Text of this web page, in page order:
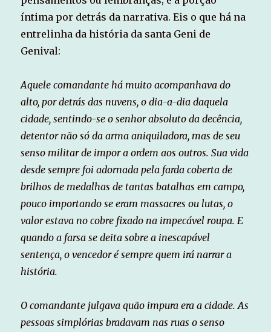
íntima por detrás da narrativa. Eis o que há na
entrelinha da história da santa Geni de
Genival:
Aquele comandante há muito acompanhava do
alto, por detrás das nuvens, o dia-a-dia daquela
cidade, sentindo-se o senhor absoluto da decência,
detentor não só da arma aniquiladora, mas de seu
senso militar de impor a ordem aos outros. Sua vida
desde sempre foi adornada pela farda coberta de
brilhos de medalhas de tantas batalhas em campo,
pouco importando se eram massacres ou lutas, o
valor estava no cobre fixado na impecável roupa. E
quando a farsa se deita sobre a inescapável
sentença, o vencedor é sempre quem irá narrar a
história.
O comandante julgava quão impura era a cidade. As
pessoas simplórias bradavam nas ruas o senso